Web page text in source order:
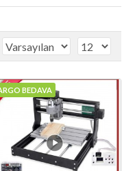
BEDAVA